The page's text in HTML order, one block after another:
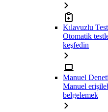
Kılavuzlu Test
Otomatik
keşfedin
Manuel
Manuel
belgelemek